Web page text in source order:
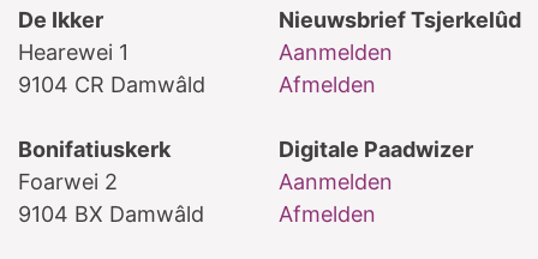
De Ikker
Hearewei 1
9104 CR Damwâld
Nieuwsbrief Tsjerkelûd
Aanmelden
Afmelden
Bonifatiuskerk
Foarwei 2
9104 BX Damwâld
Digitale Paadwizer
Aanmelden
Afmelden